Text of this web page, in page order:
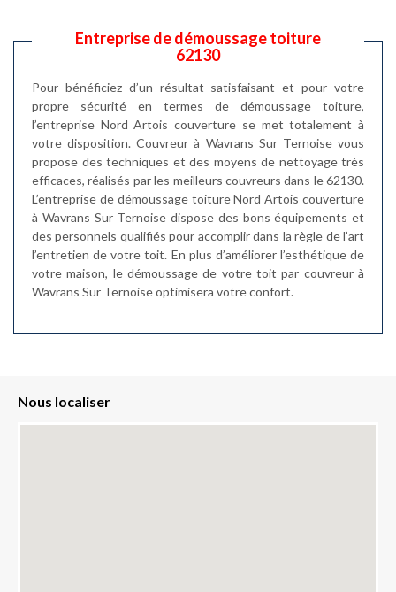
Entreprise de démoussage toiture
62130
Pour bénéficiez d’un résultat satisfaisant et pour votre
propre sécurité en termes de démoussage toiture,
l’entreprise Nord Artois couverture se met totalement à
votre disposition. Couvreur à Wavrans Sur Ternoise vous
propose des techniques et des moyens de nettoyage très
efficaces, réalisés par les meilleurs couvreurs dans le 62130.
L’entreprise de démoussage toiture Nord Artois couverture
à Wavrans Sur Ternoise dispose des bons équipements et
des personnels qualifiés pour accomplir dans la règle de l’art
l’entretien de votre toit. En plus d’améliorer l’esthétique de
votre maison, le démoussage de votre toit par couvreur à
Wavrans Sur Ternoise optimisera votre confort.
Nous localiser